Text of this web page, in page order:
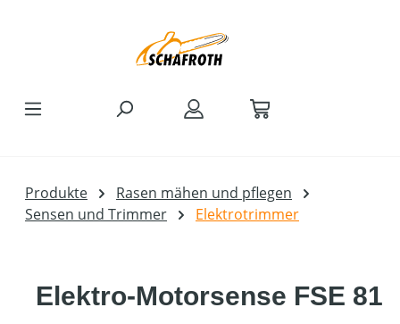
Produkte
Rasen mähen und pflegen
Sensen und Trimmer
Elektrotrimmer
Elektro-Motorsense FSE 81